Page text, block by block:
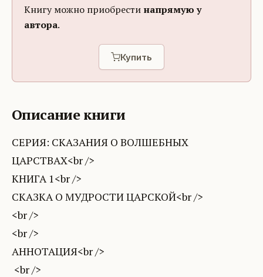
Книгу можно приобрести напрямую у
автора.
Купить
Описание книги
СЕРИЯ: СКАЗАНИЯ О ВОЛШЕБНЫХ
ЦАРСТВАХ<br />
КНИГА 1<br />
СКАЗКА О МУДРОСТИ ЦАРСКОЙ<br />
<br />
<br />
АННОТАЦИЯ<br />
<br />